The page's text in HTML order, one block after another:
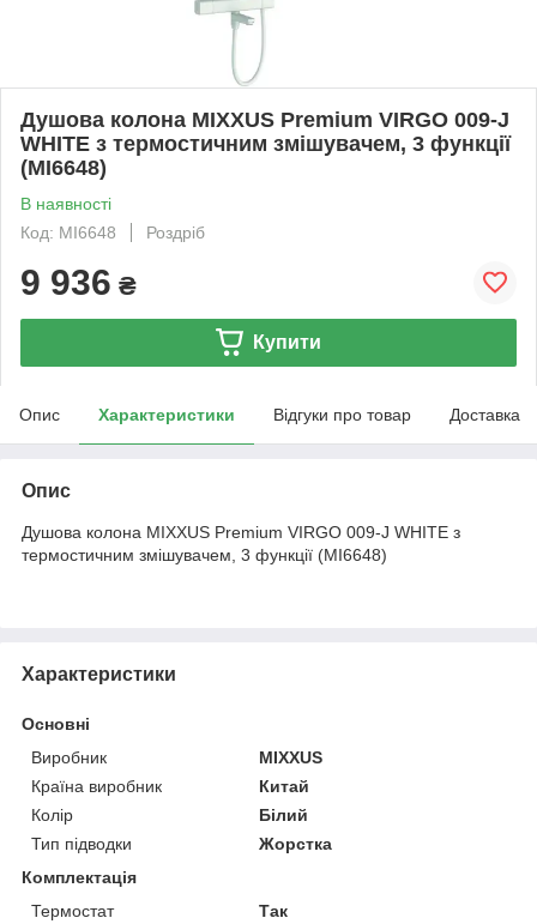
Душова колона MIXXUS Premium VIRGO 009-J
WHITE з термостичним змішувачем, 3 функції
(MI6648)
В наявності
Код: MI6648
Роздріб
9 936 ₴
Купити
Опис Характеристики Відгуки про товар Доставка
Опис
Душова колона MIXXUS Premium VIRGO 009-J WHITE з
термостичним змішувачем, 3 функції (MI6648)
Характеристики
Основні
Виробник
MIXXUS
Країна виробник
Китай
Колір
Білий
Тип підводки
Жорстка
Комплектація
Термостат
Так